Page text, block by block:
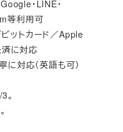
・LINE・
等利用可
ットカード／Apple
に対応
対応（英語も可）